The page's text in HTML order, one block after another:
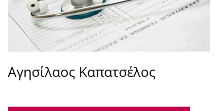
Αγησίλαος Καπατσέλος